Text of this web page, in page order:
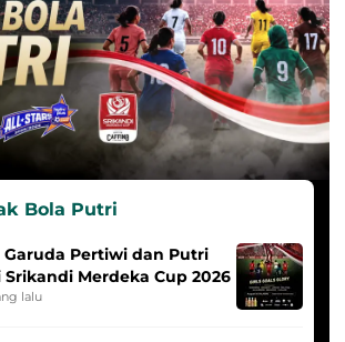
Bola Putri
Garuda Pertiwi dan Putri
Srikandi Merdeka Cup 2026
lalu